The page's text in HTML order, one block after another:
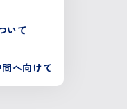
いて
へ向けて